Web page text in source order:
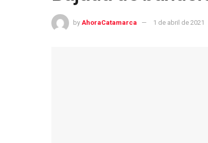
by AhoraCatamarca 1 de abril de 2021